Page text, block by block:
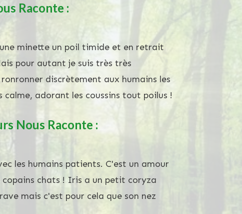
Raconte :
minette un poil timide et en retrait
pour autant je suis très très
discrètement aux humains les
calme, adorant les coussins tout poilus !
Nous Raconte :
les humains patients. C'est un amour
chats ! Iris a un petit coryza
mais c'est pour cela que son nez